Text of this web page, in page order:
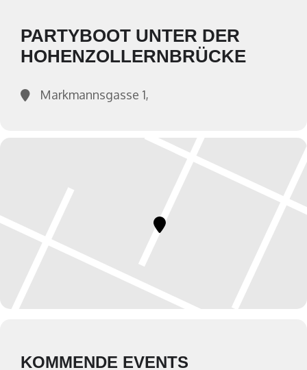
PARTYBOOT UNTER DER
HOHENZOLLERNBRÜCKE
Markmannsgasse 1,
KOMMENDE EVENTS